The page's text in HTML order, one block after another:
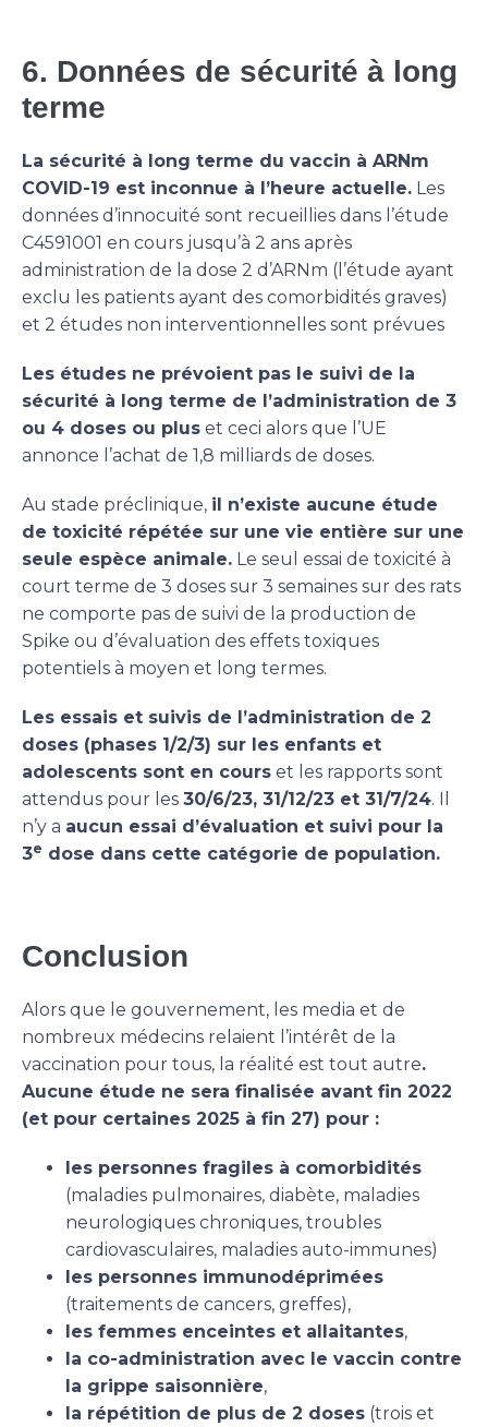
6. Données de sécurité à long
terme
La sécurité à long terme du vaccin à ARNm
COVID-19 est inconnue à l’heure actuelle. Les
données d’innocuité sont recueillies dans l’étude
C4591001 en cours jusqu’à 2 ans après
administration de la dose 2 d’ARNm (l’étude ayant
exclu les patients ayant des comorbidités graves)
et 2 études non interventionnelles sont prévues
Les études ne prévoient pas le suivi de la
sécurité à long terme de l’administration de 3
ou 4 doses ou plus et ceci alors que l’UE
annonce l’achat de 1,8 milliards de doses.
Au stade préclinique, il n’existe aucune étude
de toxicité répétée sur une vie entière sur une
seule espèce animale. Le seul essai de toxicité à
court terme de 3 doses sur 3 semaines sur des rats
ne comporte pas de suivi de la production de
Spike ou d’évaluation des effets toxiques
potentiels à moyen et long termes.
Les essais et suivis de l’administration de 2
doses (phases 1/2/3) sur les enfants et
adolescents sont en cours et les rapports sont
attendus pour les 30/6/23, 31/12/23 et 31/7/24. Il
n’y a aucun essai d’évaluation et suivi pour la
3e dose dans cette catégorie de population.
Conclusion
Alors que le gouvernement, les media et de
nombreux médecins relaient l’intérêt de la
vaccination pour tous, la réalité est tout autre.
Aucune étude ne sera finalisée avant fin 2022
(et pour certaines 2025 à fin 27) pour :
les personnes fragiles à comorbidités
(maladies pulmonaires, diabète, maladies
neurologiques chroniques, troubles
cardiovasculaires, maladies auto-immunes)
les personnes immunodéprimées
(traitements de cancers, greffes),
les femmes enceintes et allaitantes,
la co-administration avec le vaccin contre
la grippe saisonnière,
la répétition de plus de 2 doses (trois et